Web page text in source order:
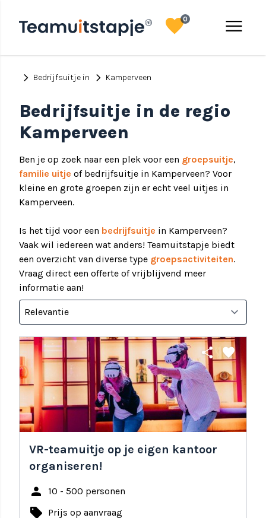
menu
favorite0
chevron_right Bedrijfsuitje in chevron_right Kamperveen
Bedrijfsuitje in de regio
Kamperveen
Ben je op zoek naar een plek voor een groepsuitje,
familie uitje of bedrijfsuitje in Kamperveen? Voor
kleine en grote groepen zijn er echt veel uitjes in
Kamperveen.
Is het tijd voor een bedrijfsuitje in Kamperveen?
Vaak wil iedereen wat anders! Teamuitstapje biedt
een overzicht van diverse type groepsactiviteiten.
Vraag direct een offerte of vrijblijvend meer
informatie aan!
share favorite
VR-teamuitje op je eigen kantoor
organiseren!
person 10 - 500 personen
local_offer Prijs op aanvraag